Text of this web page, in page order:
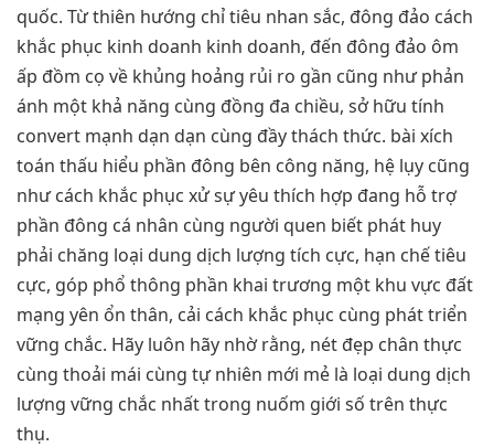
quốc. Từ thiên hướng chỉ tiêu nhan sắc, đông đảo cách
khắc phục kinh doanh kinh doanh, đến đông đảo ôm
ấp đồm cọ về khủng hoảng rủi ro gần cũng như phản
ánh một khả năng cùng đồng đa chiều, sở hữu tính
convert mạnh dạn dạn cùng đầy thách thức. bài xích
toán thấu hiểu phần đông bên công năng, hệ lụy cũng
như cách khắc phục xử sự yêu thích hợp đang hỗ trợ
phần đông cá nhân cùng người quen biết phát huy
phải chăng loại dung dịch lượng tích cực, hạn chế tiêu
cực, góp phổ thông phần khai trương một khu vực đất
mạng yên ổn thân, cải cách khắc phục cùng phát triển
vững chắc. Hãy luôn hãy nhờ rằng, nét đẹp chân thực
cùng thoải mái cùng tự nhiên mới mẻ là loại dung dịch
lượng vững chắc nhất trong nuốm giới số trên thực
thụ.